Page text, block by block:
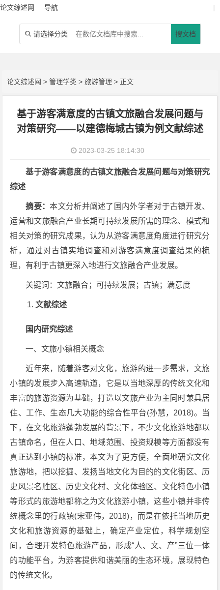
论文综述网 导航 |
 请选择分类 搜文档
论文综述网 >管理学类 >旅游管理 > 正文
基于游客满意度的古镇文旅融合发展问题与
对策研究——以建德梅城古镇为例文献综述
2023-03-25 18:14:30
基于游客满意度的古镇文旅融合发展问题与对策研究
综述
摘要：本文分析并阐述了国内外学者对于古镇开发、
运营和文旅融合产业长期可持续发展所需的理念、模式和
相关对策的研究成果，认为从游客满意度角度进行研究分
析，通过对古镇实地调查和对游客满意度调查结果的梳
理，有利于古镇更深入地进行文旅融合产业发展。
关键词：文旅融合；可持续发展；古镇；满意度
文献综述
国内研究综述
一、文旅小镇相关概念
近年来，随着游客对文化，旅游的进一步需求，文旅
小镇的发展步入高速轨道，它是以当地深厚的传统文化和
丰富的旅游资源为基础，打造以文旅产业为主同时兼具居
住、工作、生态几大功能的综合性平台(孙慧，2018)。当
下，在文化旅游蓬勃发展的背景下，不少文化旅游地都以
古镇命名，但在人口、地域范围、投资规模等方面都没有
真正达到小镇的标准，本文为了更方便，全面地研究文化
旅游地，把以挖掘、发扬当地文化为目的的文化街区、历
史风景名胜区、历史文化村、文化体验区、文化特色小镇
等形式的旅游地都称之为文化旅游小镇，这些小镇并非传
统概念里的行政镇(宋亚伟，2018)，而是在依托当地历史
文化和旅游资源的基础上，确定产业定位，科学规划空
间，合理开发特色旅游产品，形成“人、文、产”三位一体
的功能平台，为游客提供和谐美丽的生态环境，展现特色
的传统文化。